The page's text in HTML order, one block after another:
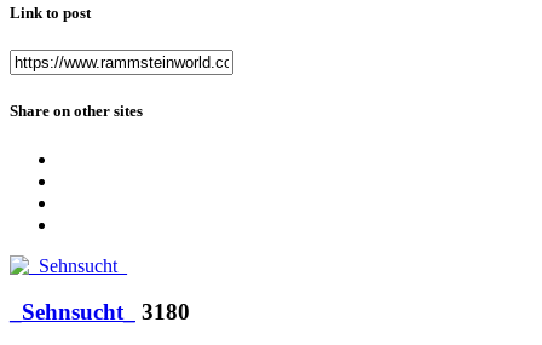
Link to post
Share on other sites
_Sehnsucht_ 3180